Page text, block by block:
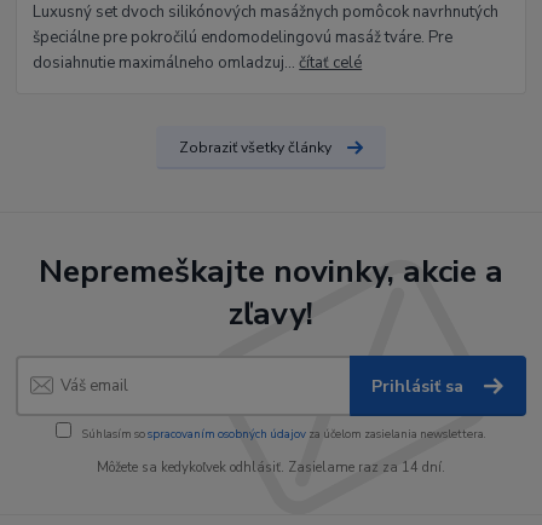
Luxusný set dvoch silikónových masážnych pomôcok navrhnutých
špeciálne pre pokročilú endomodelingovú masáž tváre. Pre
dosiahnutie maximálneho omladzuj...čítať celé
Zobraziť všetky články
Nepremeškajte novinky, akcie a
zľavy!
Prihlásiť sa
Súhlasím sospracovaním osobných údajov za účelom zasielania newslettera.
Môžete sa kedykoľvek odhlásiť. Zasielame raz za 14 dní.